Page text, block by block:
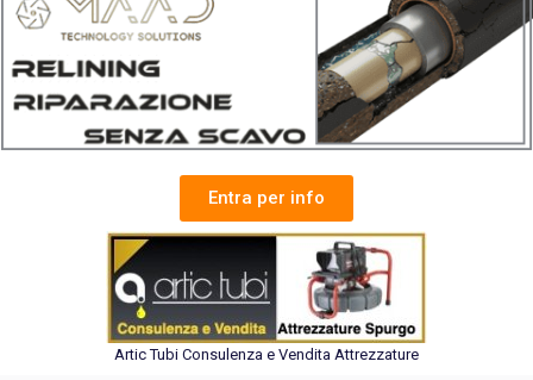
Entra per info
Artic Tubi Consulenza e Vendita Attrezzature